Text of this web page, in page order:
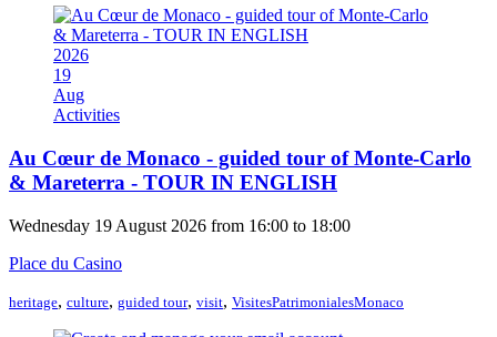
2026
19
Aug
Activities
Au Cœur de Monaco - guided tour of Monte-Carlo
& Mareterra - TOUR IN ENGLISH
Wednesday 19 August 2026 from 16:00 to 18:00
Place du Casino
heritage, culture, guided tour, visit, VisitesPatrimonialesMonaco